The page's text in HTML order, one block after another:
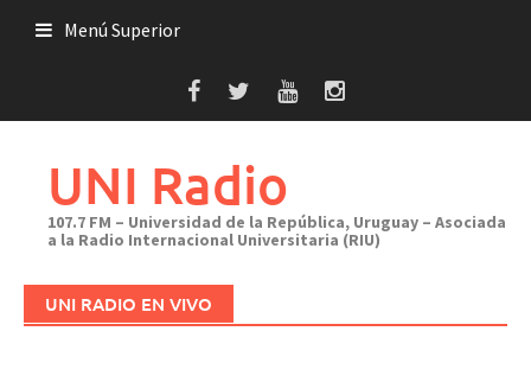
Menú Superior
UNI Radio
107.7 FM – Universidad de la República, Uruguay – Asociada
a la Radio Internacional Universitaria (RIU)
UNI RADIO EN VIVO